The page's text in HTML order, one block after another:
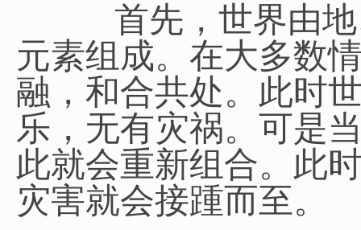
首先，世界由地
元素组成。在大多数
融，和合共处。此时
乐，无有灾祸。可是
此就会重新组合。此
灾害就会接踵而至。